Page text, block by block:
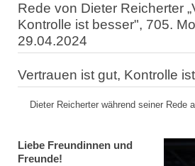
Rede von Dieter Reicherter
Kontrolle ist besser", 705.
29.04.2024
Vertrauen ist gut, Kontrolle
Dieter Reicherter während seiner Rede
Liebe Freundinnen und
Freunde!